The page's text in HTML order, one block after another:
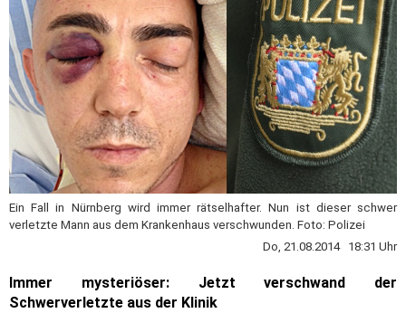
Ein Fall in Nürnberg wird immer rätselhafter. Nun ist dieser schwer
verletzte Mann aus dem Krankenhaus verschwunden. Foto: Polizei
Do, 21.08.2014 18:31 Uhr
Immer mysteriöser: Jetzt verschwand der
Schwerverletzte aus der Klinik